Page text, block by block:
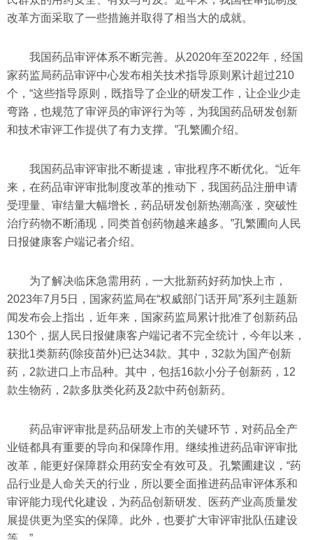
改革方面采取了一些措施并取得了相当大的成就。
我国药品审评体系不断完善。从2020年至2022年，经国
家药监局药品审评中心发布相关技术指导原则累计超过210
个，“这些指导原则，既指导了企业的研发工作，让企业少走
弯路，也规范了审评员的审评行为等，为我国药品研发创新
和技术审评工作提供了有力支撑。”孔繁圃介绍。
我国药品审评审批不断提速，审批程序不断优化。“近年
来，在药品审评审批制度改革的推动下，我国药品注册申请
受理量、审结量大幅增长，药品研发创新热潮高涨，突破性
治疗药物不断涌现，同类首创药物越来越多。”孔繁圃向人民
日报健康客户端记者介绍。
为了解决临床急需用药，一大批新药好药加快上市，
2023年7月5日，国家药监局在“权威部门话开局”系列主题新
闻发布会上指出，近年来，国家药监局累计批准了创新药品
130个，据人民日报健康客户端记者不完全统计，今年以来，
获批1类新药(除疫苗外)已达34款。其中，32款为国产创新
药，2款进口上市品种。其中，包括16款小分子创新药，12
款生物药，2款多肽类化药及2款中药创新药。
药品审评审批是药品研发上市的关键环节，对药品全产
业链都具有重要的导向和保障作用。继续推进药品审评审批
改革，能更好保障群众用药安全有效可及。孔繁圃建议，“药
品行业是人命关天的行业，所以要全面推进药品审评体系和
审评能力现代化建设，为药品创新研发、医药产业高质量发
展提供更为坚实的保障。此外，也要扩大审评审批队伍建设